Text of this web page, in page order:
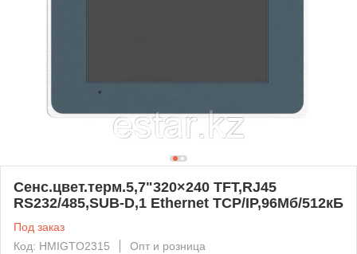
Сенс.цвет.терм.5,7"320×240 TFT,RJ45
RS232/485,SUB-D,1 Ethernet TCP/IP,96Mб/512кБ
Под заказ
Код: HMIGTO2315
Опт и розница